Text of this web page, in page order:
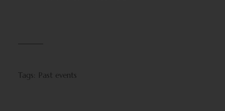
Tags: Past events